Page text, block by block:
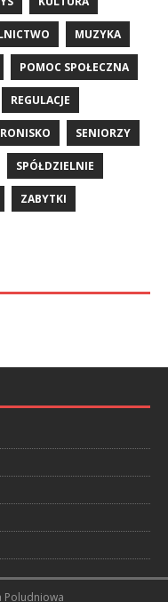
MUZYKA
POMOC SPOŁECZNA
REGULACJE
SENIORZY
SPÓŁDZIELNIE
ZABYTKI
Poludniowa